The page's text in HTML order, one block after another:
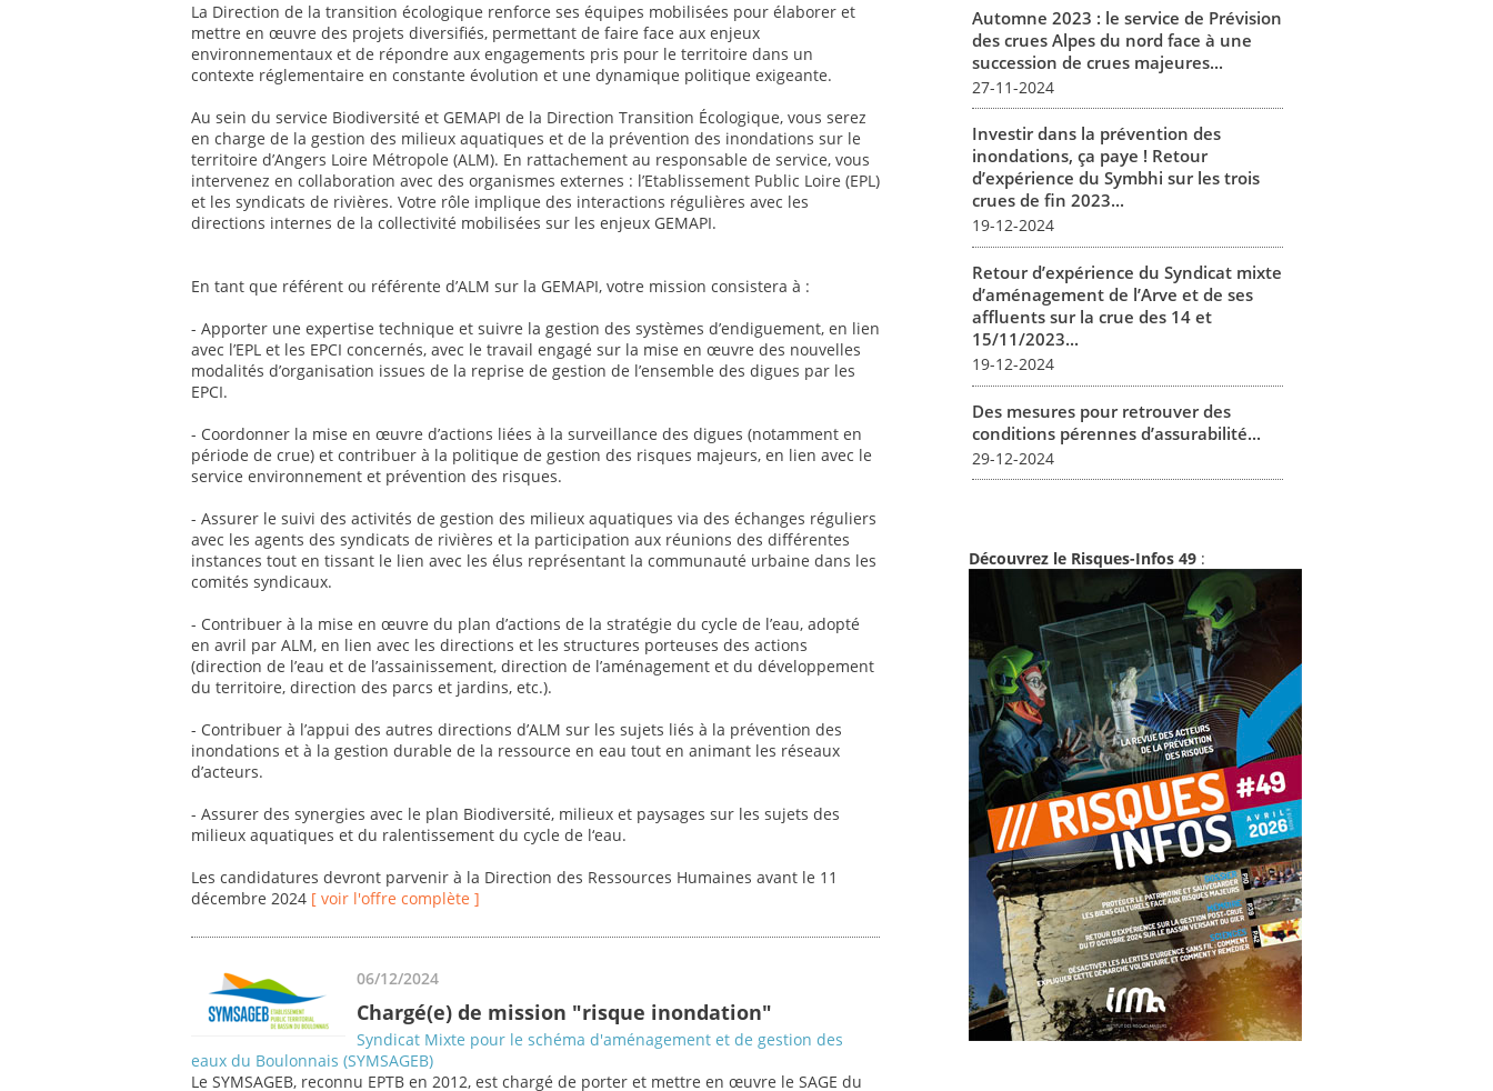
La Direction de la transition écologique renforce ses équipes mobilisées pour élaborer et
mettre en œuvre des projets diversifiés, permettant de faire face aux enjeux
environnementaux et de répondre aux engagements pris pour le territoire dans un
contexte réglementaire en constante évolution et une dynamique politique exigeante.
Au sein du service Biodiversité et GEMAPI de la Direction Transition Écologique, vous serez
en charge de la gestion des milieux aquatiques et de la prévention des inondations sur le
territoire d’Angers Loire Métropole (ALM). En rattachement au responsable de service, vous
intervenez en collaboration avec des organismes externes : l’Etablissement Public Loire (EPL)
et les syndicats de rivières. Votre rôle implique des interactions régulières avec les
directions internes de la collectivité mobilisées sur les enjeux GEMAPI.
En tant que référent ou référente d’ALM sur la GEMAPI, votre mission consistera à :
- Apporter une expertise technique et suivre la gestion des systèmes d’endiguement, en lien
avec l’EPL et les EPCI concernés, avec le travail engagé sur la mise en œuvre des nouvelles
modalités d’organisation issues de la reprise de gestion de l’ensemble des digues par les
EPCI.
- Coordonner la mise en œuvre d’actions liées à la surveillance des digues (notamment en
période de crue) et contribuer à la politique de gestion des risques majeurs, en lien avec le
service environnement et prévention des risques.
- Assurer le suivi des activités de gestion des milieux aquatiques via des échanges réguliers
avec les agents des syndicats de rivières et la participation aux réunions des différentes
instances tout en tissant le lien avec les élus représentant la communauté urbaine dans les
comités syndicaux.
- Contribuer à la mise en œuvre du plan d’actions de la stratégie du cycle de l’eau, adopté
en avril par ALM, en lien avec les directions et les structures porteuses des actions
(direction de l’eau et de l’assainissement, direction de l’aménagement et du développement
du territoire, direction des parcs et jardins, etc.).
- Contribuer à l’appui des autres directions d’ALM sur les sujets liés à la prévention des
inondations et à la gestion durable de la ressource en eau tout en animant les réseaux
d’acteurs.
- Assurer des synergies avec le plan Biodiversité, milieux et paysages sur les sujets des
milieux aquatiques et du ralentissement du cycle de l‘eau.
Les candidatures devront parvenir à la Direction des Ressources Humaines avant le 11
décembre 2024 [ voir l'offre complète ]
06/12/2024
Chargé(e) de mission "risque inondation"
Syndicat Mixte pour le schéma d'aménagement et de gestion des
eaux du Boulonnais (SYMSAGEB)
Le SYMSAGEB, reconnu EPTB en 2012, est chargé de porter et mettre en œuvre le SAGE du
Automne 2023 : le service de Prévision
des crues Alpes du nord face à une
succession de crues majeures...
27-11-2024
Investir dans la prévention des
inondations, ça paye ! Retour
d’expérience du Symbhi sur les trois
crues de fin 2023...
19-12-2024
Retour d’expérience du Syndicat mixte
d’aménagement de l’Arve et de ses
affluents sur la crue des 14 et
15/11/2023...
19-12-2024
Des mesures pour retrouver des
conditions pérennes d’assurabilité...
29-12-2024
Découvrez le Risques-Infos 49 :